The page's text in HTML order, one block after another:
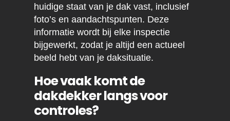
huidige staat van je dak vast, inclusief
foto’s en aandachtspunten. Deze
informatie wordt bij elke inspectie
bijgewerkt, zodat je altijd een actueel
beeld hebt van je daksituatie.
Hoe vaak komt de
dakdekker langs voor
controles?